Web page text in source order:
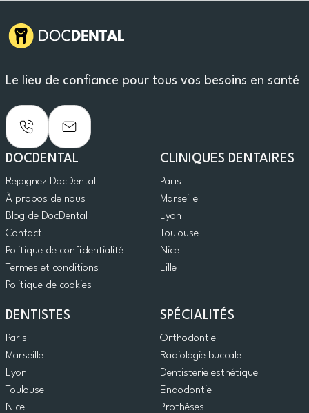
Le lieu de confiance pour tous vos besoins en santé
DOCDENTAL
Rejoignez DocDental
À propos de nous
Blog de DocDental
Contact
Politique de confidentialité
Termes et conditions
Politique de cookies
CLINIQUES DENTAIRES
Paris
Marseille
Lyon
Toulouse
Nice
Lille
DENTISTES
Paris
Marseille
Lyon
Toulouse
Nice
SPÉCIALITÉS
Orthodontie
Radiologie buccale
Dentisterie esthétique
Endodontie
Prothèses